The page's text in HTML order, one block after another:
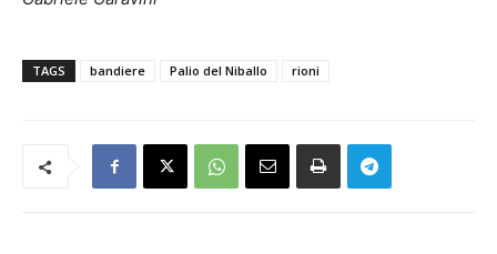
TAGS bandiere Palio del Niballo rioni